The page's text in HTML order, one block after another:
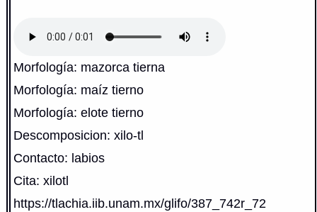
Morfología: mazorca tierna
Morfología: maíz tierno
Morfología: elote tierno
Descomposicion: xilo-tl
Contacto: labios
Cita: xilotl
https://tlachia.iib.unam.mx/glifo/387_742r_72